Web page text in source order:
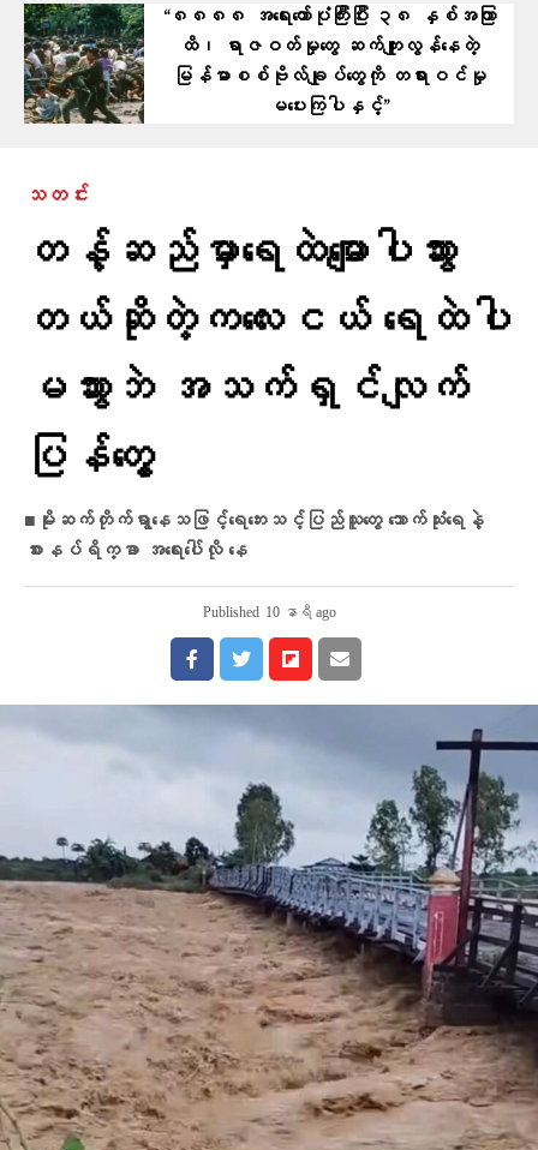
“၈၈၈၈ အရေးတော်ပုံကြီးပြီး ၃၈ နှစ်အကြာ
ထိ၊ ရာဇဝတ်မှုတွေ ဆက်ကျူးလွန်နေတဲ့
မြန်မာစစ်ဗိုလ်ချုပ်တွေကို တရားဝင်မှု
မပေးကြပါနှင့်”
သတင်း
တန့်ဆည်မှာ​ရေထဲ​မျောပါသွား
တယ်ဆိုတဲ့ကလေးငယ် ရေထဲပါ
မသွားဘဲ အသက်ရှင်လျက်
ပြန်​တွေ့
■မိုးဆက်တိုက်ရွာနေသဖြင့်​​ရေ​ဘေးသင့်ပြည်သူ​တွေ သောက်သုံးရေနဲ့
စားနပ်ရိက္ခာ အရေးပေါ်လို နေ
Published 10 နာရီ ago